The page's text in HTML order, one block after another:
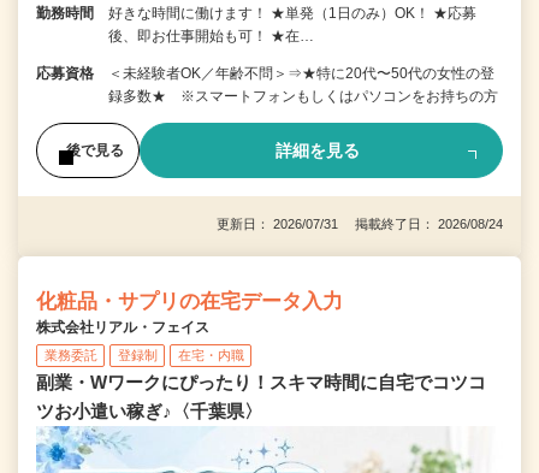
勤務時間
好きな時間に働けます！ ★単発（1日のみ）OK！ ★応募
後、即お仕事開始も可！ ★在…
応募資格
＜未経験者OK／年齢不問＞⇒★特に20代〜50代の女性の登
録多数★ ※スマートフォンもしくはパソコンをお持ちの方
後で見る 詳細を見る
更新日： 2026/07/31 掲載終了日： 2026/08/24
化粧品・サプリの在宅データ入力
株式会社リアル・フェイス
業務委託 登録制 在宅・内職
副業・Wワークにぴったり！スキマ時間に自宅でコツコ
ツお小遣い稼ぎ♪〈千葉県〉